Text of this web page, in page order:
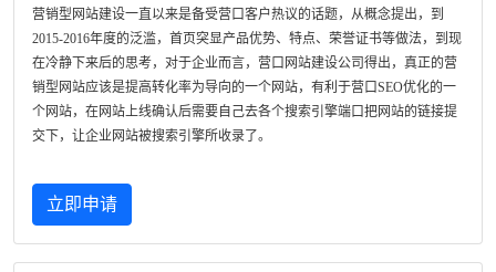
营销型网站建设一直以来是备受营口客户热议的话题，从概念提出，到
2015-2016年度的泛滥，首页突显产品优势、特点、荣誉证书等做法，到现
在冷静下来后的思考，对于企业而言，营口网站建设公司得出，真正的营
销型网站应该是提高转化率为导向的一个网站，有利于营口SEO优化的一
个网站，在网站上线确认后需要自己去各个搜索引擎端口把网站的链接提
交下，让企业网站被搜索引擎所收录了。
立即申请